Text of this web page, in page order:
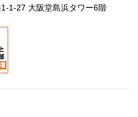
1-27 大阪堂島浜タワー6階